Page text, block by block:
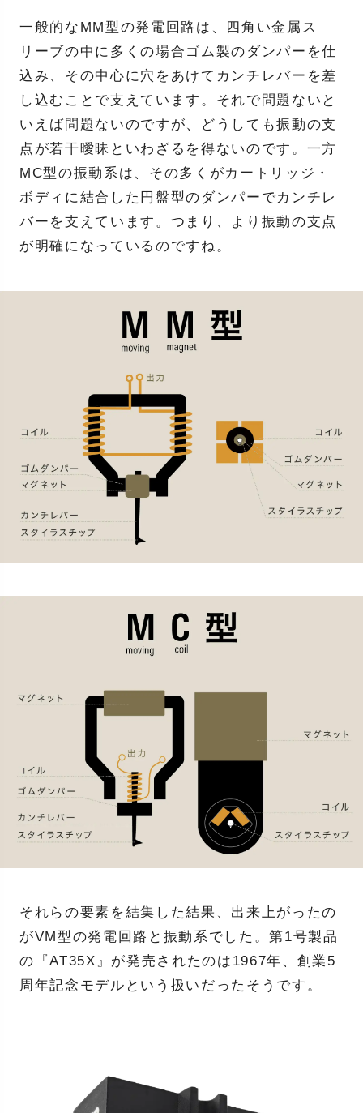
一般的なMM型の発電回路は、四角い金属ス
リーブの中に多くの場合ゴム製のダンパーを仕
込み、その中心に穴をあけてカンチレバーを差
し込むことで支えています。それで問題ないと
いえば問題ないのですが、どうしても振動の支
点が若干曖昧といわざるを得ないのです。一方
MC型の振動系は、その多くがカートリッジ・
ボディに結合した円盤型のダンパーでカンチレ
バーを支えています。つまり、より振動の支点
が明確になっているのですね。
それらの要素を結集した結果、出来上がったの
がVM型の発電回路と振動系でした。第1号製品
の『AT35X』が発売されたのは1967年、創業5
周年記念モデルという扱いだったそうです。